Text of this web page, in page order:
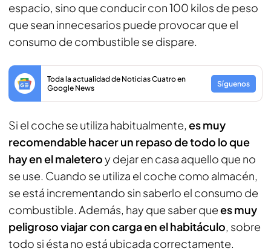
espacio, sino que conducir con 100 kilos de peso
que sean innecesarios puede provocar que el
consumo de combustible se dispare.
Toda la actualidad de Noticias Cuatro en
Google News
Síguenos
Si el coche se utiliza habitualmente, es muy
recomendable hacer un repaso de todo lo que
hay en el maleteroy dejar en casa aquello que no
se use. Cuando se utiliza el coche como almacén,
se está incrementando sin saberlo el consumo de
combustible. Además, hay que saber quees muy
peligroso viajar con carga en el habitáculo, sobre
todo si ésta no está ubicada correctamente.